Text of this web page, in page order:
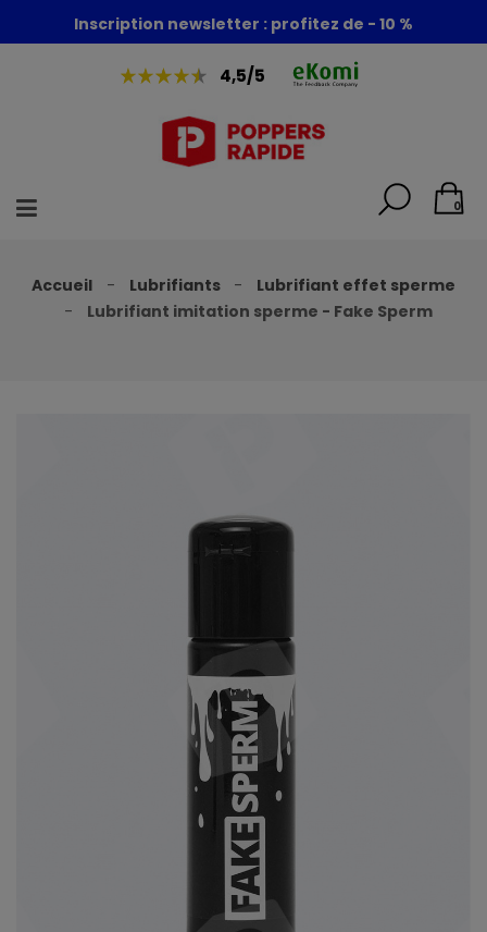
Foire aux poppers : - 30% + 1 poppers offert
Inscription newsletter : profitez de - 10 %
4,5/5
0
Accueil Lubrifiants
Lubrifiant effet sperme
Lubrifiant imitation sperme - Fake Sperm